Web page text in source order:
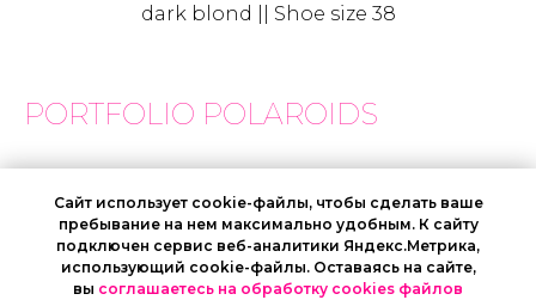
dark blond || Shoe size 38
PORTFOLIO POLAROIDS
Сайт использует cookie-файлы, чтобы сделать ваше
пребывание на нем максимально удобным. К cайту
подключен сервис веб-аналитики Яндекс.Метрика,
использующий cookie-файлы. Оставаясь на сайте,
вы соглашаетесь на обработку cookies файлов